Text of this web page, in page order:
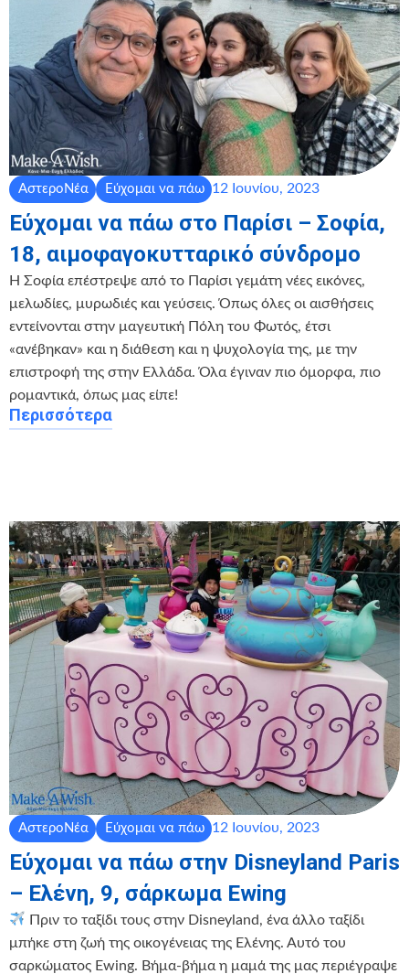
ΑστεροΝέα Εύχομαι να πάω 12 Ιουνίου, 2023
Εύχομαι να πάω στο Παρίσι – Σοφία,
18, αιμοφαγοκυτταρικό σύνδρομο
Η Σοφία επέστρεψε από το Παρίσι γεμάτη νέες εικόνες,
μελωδίες, μυρωδιές και γεύσεις. Όπως όλες οι αισθήσεις
εντείνονται στην μαγευτική Πόλη του Φωτός, έτσι
«ανέβηκαν» και η διάθεση και η ψυχολογία της, με την
επιστροφή της στην Ελλάδα. Όλα έγιναν πιο όμορφα, πιο
ρομαντικά, όπως μας είπε!
Περισσότερα
ΑστεροΝέα Εύχομαι να πάω 12 Ιουνίου, 2023
Εύχομαι να πάω στην Disneyland Paris
– Ελένη, 9, σάρκωμα Ewing
Πριν το ταξίδι τους στην Disneyland, ένα άλλο ταξίδι
μπήκε στη ζωή της οικογένειας της Ελένης. Αυτό του
σαρκώματος Ewing. Βήμα-βήμα η μαμά της μας περιέγραψε